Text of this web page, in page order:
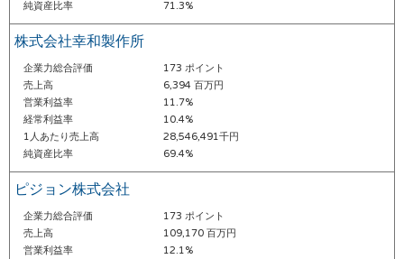
純資産比率 71.3%
株式会社幸和製作所
企業力総合評価
173 ポイント
売上高
6,394 百万円
営業利益率
11.7%
経常利益率
10.4%
1人あたり売上高
28,546,491千円
純資産比率
69.4%
ピジョン株式会社
企業力総合評価
173 ポイント
売上高
109,170 百万円
営業利益率
12.1%